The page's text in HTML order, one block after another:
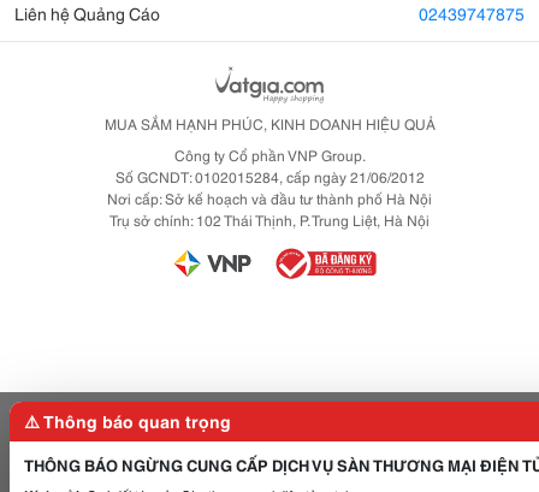
Liên hệ Quảng Cáo 02439747875
MUA SẮM HẠNH PHÚC, KINH DOANH HIỆU QUẢ
Công ty Cổ phần VNP Group.
Số GCNDT: 0102015284, cấp ngày 21/06/2012
Nơi cấp: Sở kế hoạch và đầu tư thành phố Hà Nội
Trụ sở chính: 102 Thái Thịnh, P. Trung Liệt, Hà Nội
⚠️ Thông báo quan trọng
THÔNG BÁO NGỪNG CUNG CẤP DỊCH VỤ SÀN THƯƠNG MẠI ĐIỆN